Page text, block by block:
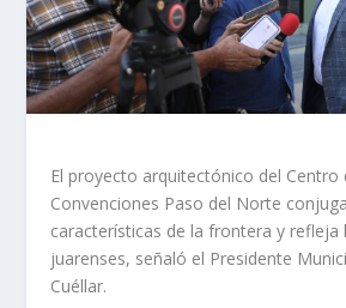
El proyecto arquitectónico del Centro
Convenciones Paso del Norte
características de la frontera y refleja
juarenses, señaló el Presidente
Cuéllar.